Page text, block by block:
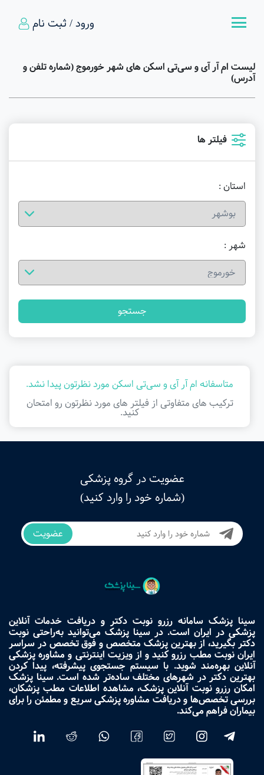
ورود / ثبت نام
لیست ام آر آی و سی‌تی اسکن های شهر خورموج (شماره تلفن و
آدرس)
فیلتر ها
استان :
شهر :
جستجو
متاسفانه ام آر آی و سی‌تی اسکن مورد نظرتون پیدا نشد.
ترکیب های متفاوتی از فیلتر ‌های مورد نظرتون رو امتحان
کنید.
عضویت در گروه پزشکی
(شماره خود را وارد کنید)
عضویت
سینا پزشک سامانه رزرو نوبت دکتر و دریافت خدمات آنلاین
پزشکی در ایران است. در سینا پزشک می‌توانید به‌راحتی نوبت
دکتر بگیرید، از بهترین پزشک متخصص و فوق تخصص در سراسر
ایران نوبت مطب رزرو کنید و از ویزیت اینترنتی و مشاوره پزشکی
آنلاین بهره‌مند شوید. با سیستم جستجوی پیشرفته، پیدا کردن
بهترین دکتر در شهرهای مختلف ساده‌تر شده است. سینا پزشک
امکان رزرو نوبت آنلاین پزشک، مشاهده اطلاعات مطب پزشکان،
بررسی تخصص‌ها و دریافت مشاوره پزشکی سریع و مطمئن را برای
بیماران فراهم می‌کند.